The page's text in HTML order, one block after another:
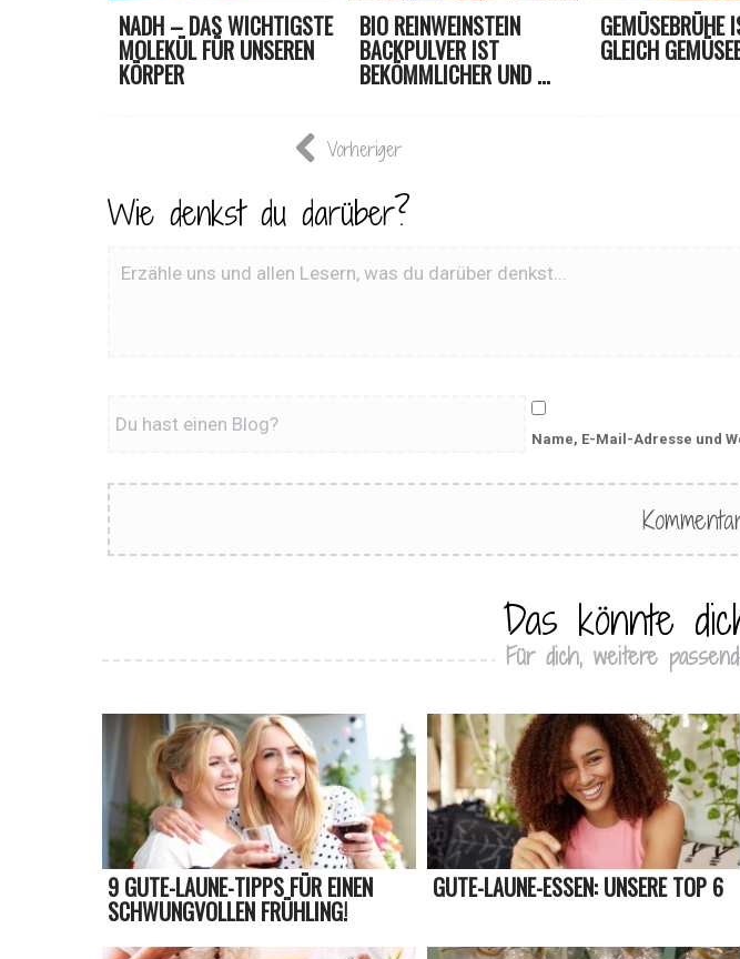
NADH – DAS WICHTIGSTE
MOLEKÜL FÜR UNSEREN
KÖRPER
BIO REINWEINSTEIN
BACKPULVER IST
BEKÖMMLICHER UND ...
GEMÜSEBRÜHE
GLEICH
Vorheriger
Wie denkst du darüber?
Name, E-Mail-Adresse und
Das könnte
Für dich, weitere
9 GUTE-LAUNE-TIPPS FÜR EINEN
SCHWUNGVOLLEN FRÜHLING!
GUTE-LAUNE-ESSEN: UNSERE TOP 6